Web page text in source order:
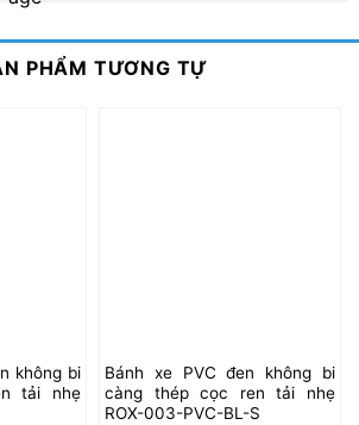
PHẨM TƯƠNG TỰ
không bi
tải nhẹ
Bánh xe PVC đen không bi
càng thép cọc ren tải nhẹ
ROX-003-PVC-BL-S